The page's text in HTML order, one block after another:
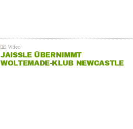
JAISSLE ÜBERNIMMT
WOLTEMADE-KLUB NEWCASTLE